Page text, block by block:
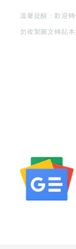
溫馨提醒：歡迎
勿複製圖文轉貼本